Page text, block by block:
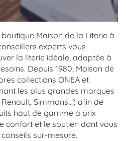
Maison de la Literie à
experts vous
la literie idéale, adaptée à
Depuis 1980, Maison de
collections ONEA et
les plus grandes marques
Simmons…) afin de
haut de gamme à prix
confort et le soutien dont vous
sur-mesure.